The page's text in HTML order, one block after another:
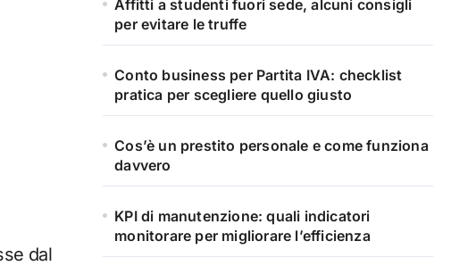
dal
Affitti a studenti fuori sede, alcuni consigli
per evitare le truffe
Conto business per Partita IVA: checklist
pratica per scegliere quello giusto
Cos’è un prestito personale e come funziona
davvero
KPI di manutenzione: quali indicatori
monitorare per migliorare l’efficienza